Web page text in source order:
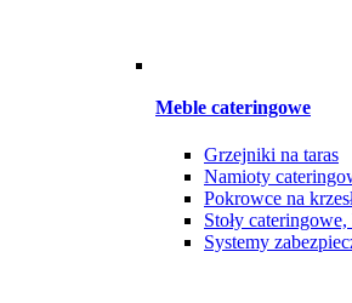
Meble cateringowe
Grzejniki na taras
Namioty
Pokrowce na
Stoły
Systemy